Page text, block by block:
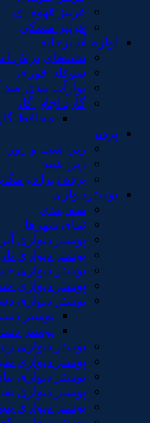
قرنیز قهوه ای
قرنیز مشکی
لوازم آشپزخانه
تخته‌های برش
سوفله خوری
نوارآب بندی ضد
گارد اجاق گاز
محافظ
پرده
زبرا شب و روز
زبرا شید
پرده زبرا دو
پوستردیواری
سه بعدی
نمای شهرها
پوستر دیواری
پوستر دیواری
پوستر دیواری
پوستر دیواری
پوستر دیواری
پوستر
پوستر
پوستر دیواری
پوستر دیواری
پوستر دیواری
پوستر دیواری
پوستر دیواری